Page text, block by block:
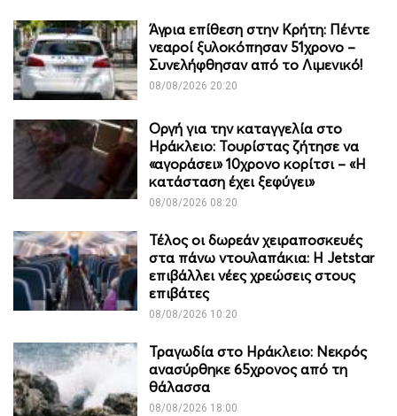
Άγρια επίθεση στην Κρήτη: Πέντε
νεαροί ξυλοκόπησαν 51χρονο –
Συνελήφθησαν από το Λιμενικό!
08/08/2026 20:20
Οργή για την καταγγελία στο
Ηράκλειο: Τουρίστας ζήτησε να
«αγοράσει» 10χρονο κορίτσι – «Η
κατάσταση έχει ξεφύγει»
08/08/2026 08:20
Τέλος οι δωρεάν χειραποσκευές
στα πάνω ντουλαπάκια: Η Jetstar
επιβάλλει νέες χρεώσεις στους
επιβάτες
08/08/2026 10:20
Τραγωδία στο Ηράκλειο: Νεκρός
ανασύρθηκε 65χρονος από τη
θάλασσα
08/08/2026 18:00